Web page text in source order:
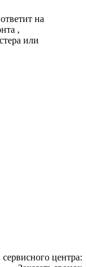
на
,
или
центра: